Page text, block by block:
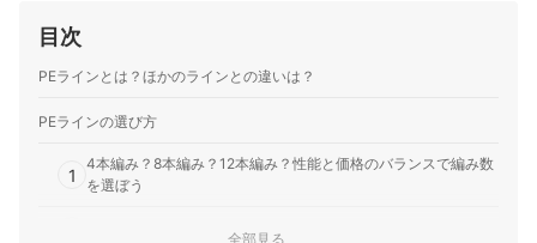
目次
PEラインとは？ほかのラインとの違いは？
PEラインの選び方
1
4本編み？8本編み？12本編み？性能と価格のバランスで編み数
を選ぼう
号数（太さ）は魚種・釣り方に合わせてチョイス
全部見る